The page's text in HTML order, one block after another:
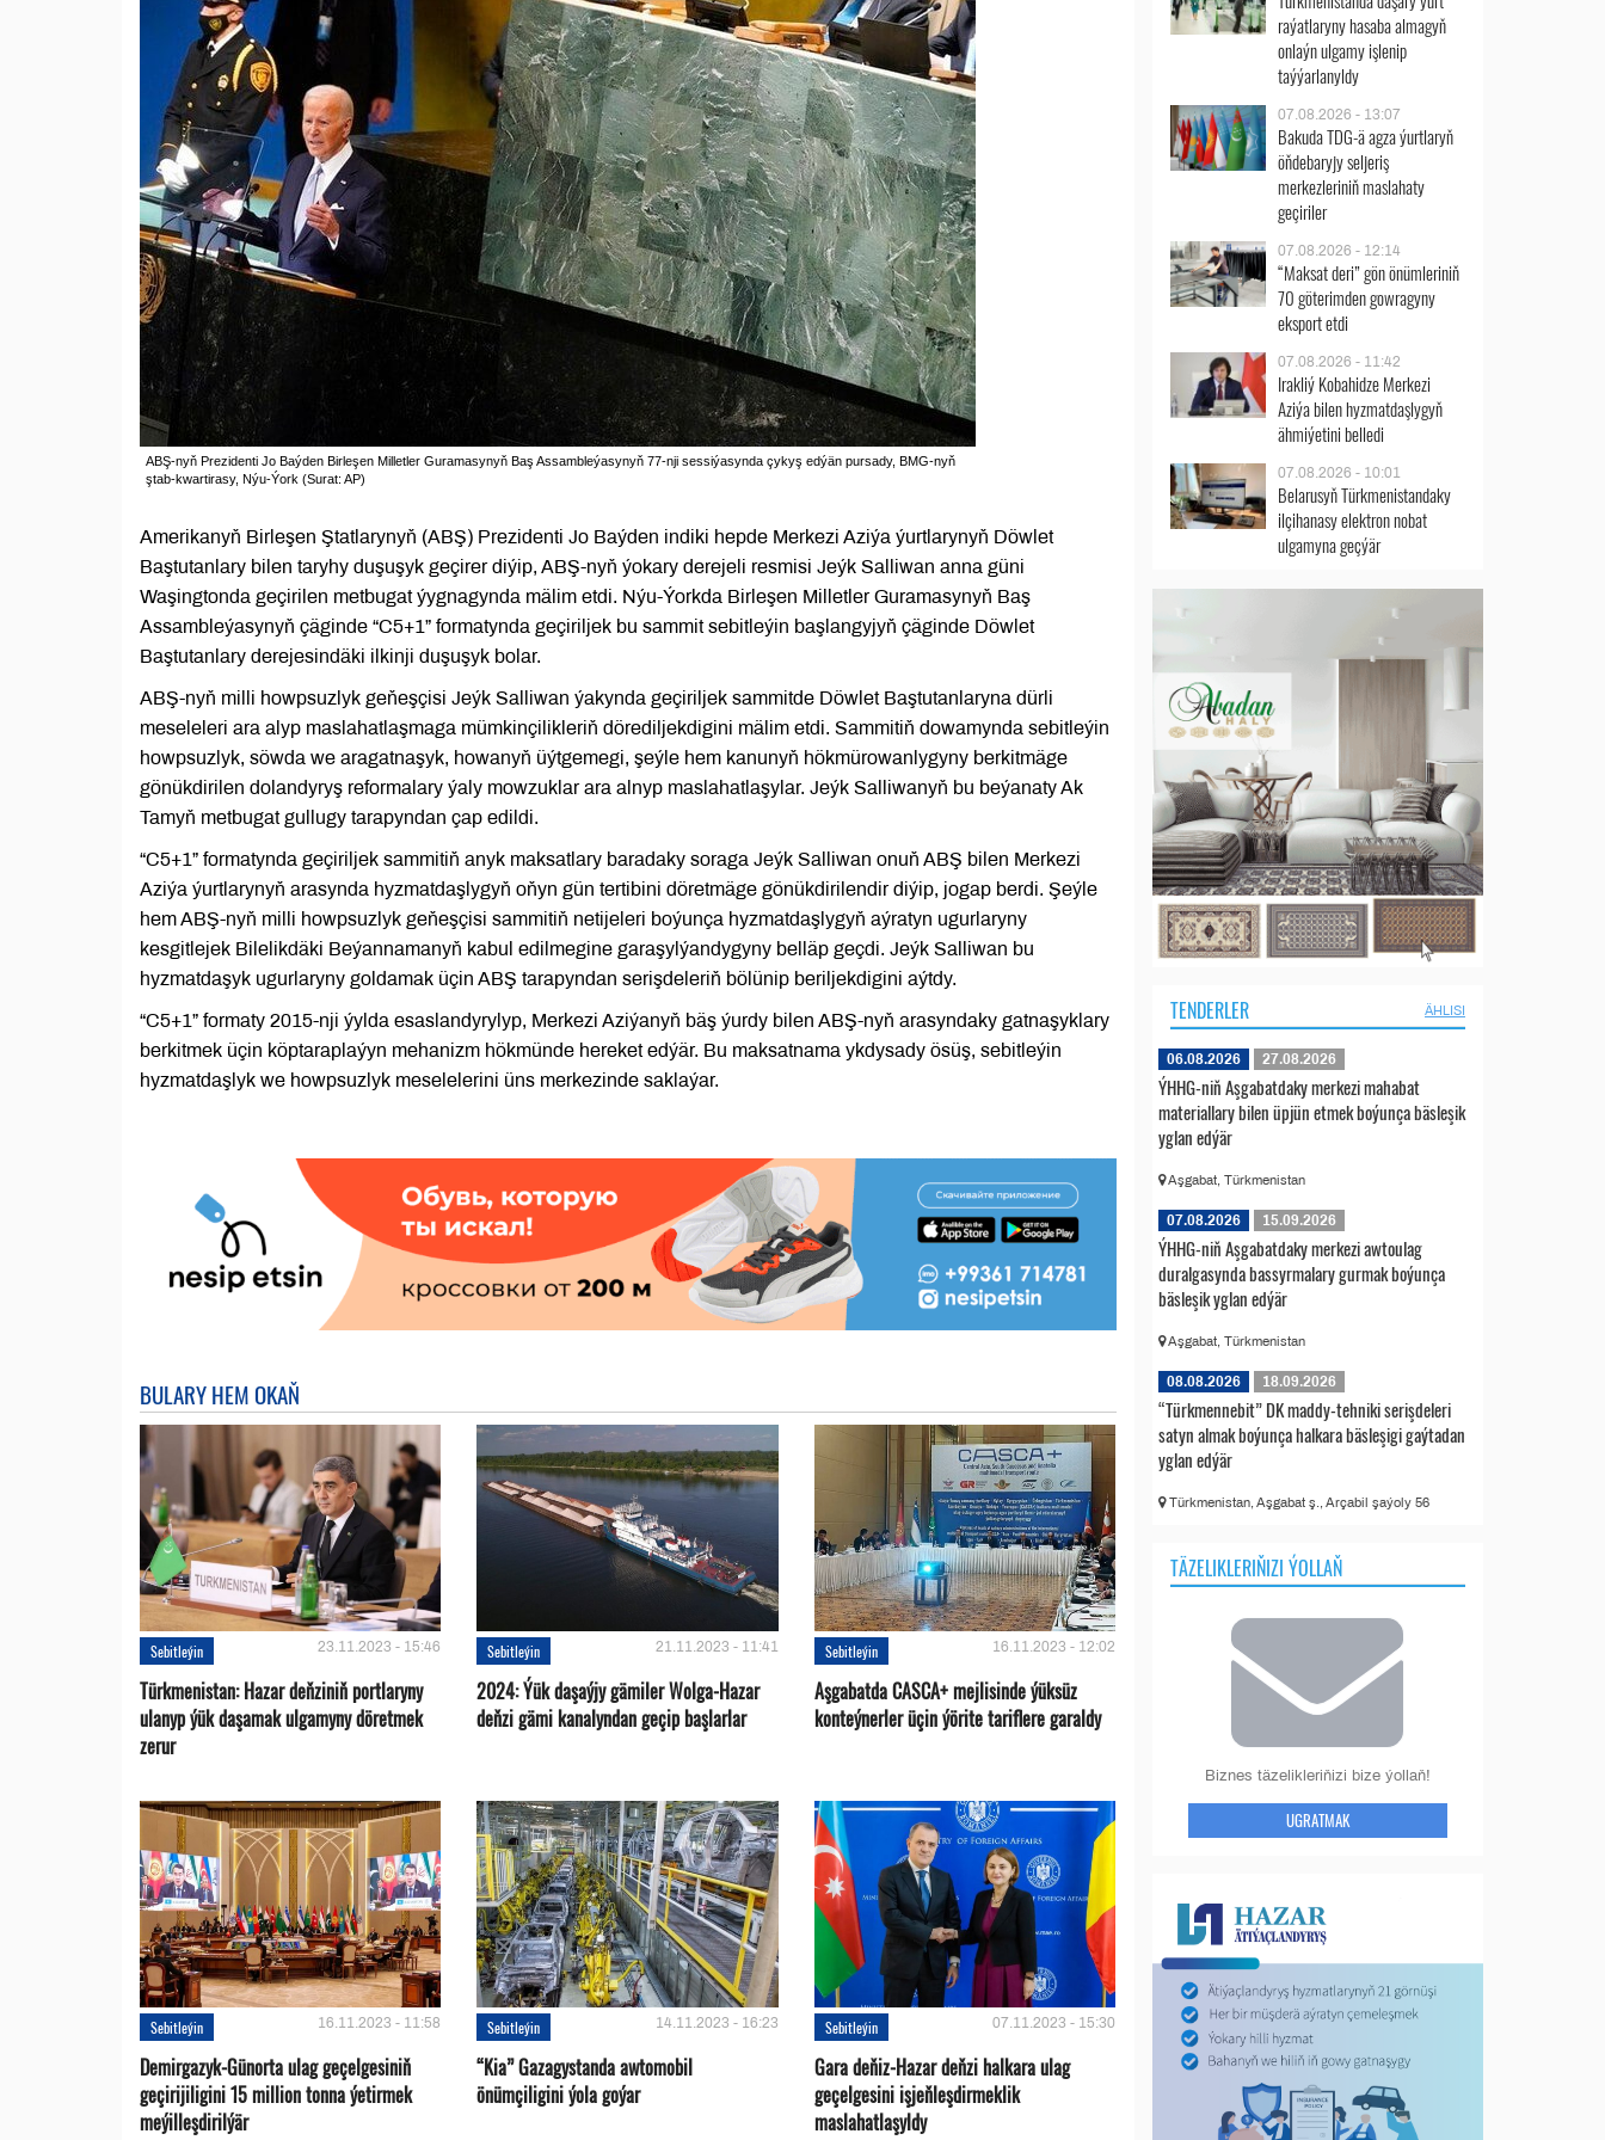
ABŞ-nyň Prezidenti Jo Baýden Birleşen Milletler Guramasynyň Baş Assambleýasynyň 77-nji sessiýasynda çykyş edýän pursady, BMG-nyň
ştab-kwartirasy, Nýu-Ýork (Surat: AP)
Amerikanyň Birleşen Ştatlarynyň (ABŞ) Prezidenti Jo Baýden indiki hepde Merkezi Aziýa ýurtlarynyň Döwlet
Baştutanlary bilen taryhy duşuşyk geçirer diýip, ABŞ-nyň ýokary derejeli resmisi Jeýk Salliwan anna güni
Waşingtonda geçirilen metbugat ýygnagynda mälim etdi. Nýu-Ýorkda Birleşen Milletler Guramasynyň Baş
Assambleýasynyň çäginde “C5+1” formatynda geçiriljek bu sammit sebitleýin başlangyjyň çäginde Döwlet
Baştutanlary derejesindäki ilkinji duşuşyk bolar.
ABŞ-nyň milli howpsuzlyk geňeşçisi Jeýk Salliwan ýakynda geçiriljek sammitde Döwlet Baştutanlaryna dürli
meseleleri ara alyp maslahatlaşmaga mümkinçilikleriň dörediljekdigini mälim etdi. Sammitiň dowamynda sebitleýin
howpsuzlyk, söwda we aragatnaşyk, howanyň üýtgemegi, şeýle hem kanunyň hökmürowanlygyny berkitmäge
gönükdirilen dolandyryş reformalary ýaly mowzuklar ara alnyp maslahatlaşylar. Jeýk Salliwanyň bu beýanaty Ak
Tamyň metbugat gullugy tarapyndan çap edildi.
“C5+1” formatynda geçiriljek sammitiň anyk maksatlary baradaky soraga Jeýk Salliwan onuň ABŞ bilen Merkezi
Aziýa ýurtlarynyň arasynda hyzmatdaşlygyň oňyn gün tertibini döretmäge gönükdirilendir diýip, jogap berdi. Şeýle
hem ABŞ-nyň milli howpsuzlyk geňeşçisi sammitiň netijeleri boýunça hyzmatdaşlygyň aýratyn ugurlaryny
kesgitlejek Bilelikdäki Beýannamanyň kabul edilmegine garaşylýandygyny belläp geçdi. Jeýk Salliwan bu
hyzmatdaşyk ugurlaryny goldamak üçin ABŞ tarapyndan serişdeleriň bölünip beriljekdigini aýtdy.
“C5+1” formaty 2015-nji ýylda esaslandyrylyp, Merkezi Aziýanyň bäş ýurdy bilen ABŞ-nyň arasyndaky gatnaşyklary
berkitmek üçin köptaraplaýyn mehanizm hökmünde hereket edýär. Bu maksatnama ykdysady ösüş, sebitleýin
hyzmatdaşlyk we howpsuzlyk meselelerini üns merkezinde saklaýar.
BULARY HEM OKAŇ
Sebitleýin 23.11.2023 - 15:46
Türkmenistan: Hazar deňziniň portlaryny
ulanyp ýük daşamak ulgamyny döretmek
zerur
Sebitleýin 21.11.2023 - 11:41
2024: Ýük daşaýjy gämiler Wolga-Hazar
deňzi gämi kanalyndan geçip başlarlar
Sebitleýin 16.11.2023 - 12:02
Aşgabatda CASCA+ mejlisinde ýüksüz
konteýnerler üçin ýörite tariflere garaldy
Sebitleýin 16.11.2023 - 11:58
Demirgazyk-Günorta ulag geçelgesiniň
geçirijiligini 15 million tonna ýetirmek
meýilleşdirilýär
Sebitleýin 14.11.2023 - 16:23
“Kia” Gazagystanda awtomobil
önümçiligini ýola goýar
Sebitleýin 07.11.2023 - 15:30
Gara deňiz-Hazar deňzi halkara ulag
geçelgesini işjeňleşdirmeklik
maslahatlaşyldy
raýatlaryny hasaba almagyň
onlaýn ulgamy işlenip
taýýarlanyldy
07.08.2026 - 13:07
Bakuda TDG-ä agza ýurtlaryň
öňdebaryjy seljeriş
merkezleriniň maslahaty
geçiriler
07.08.2026 - 12:14
“Maksat deri” gön önümleriniň
70 göterimden gowragyny
eksport etdi
07.08.2026 - 11:42
Irakliý Kobahidze Merkezi
Aziýa bilen hyzmatdaşlygyň
ähmiýetini belledi
07.08.2026 - 10:01
Belarusyň Türkmenistandaky
ilçihanasy elektron nobat
ulgamyna geçýär
TENDERLER ÄHLISI
06.08.2026 27.08.2026
ÝHHG-niň Aşgabatdaky merkezi mahabat
materiallary bilen üpjün etmek boýunça bäsleşik
yglan edýär
Aşgabat, Türkmenistan
07.08.2026 15.09.2026
ÝHHG-niň Aşgabatdaky merkezi awtoulag
duralgasynda bassyrmalary gurmak boýunça
bäsleşik yglan edýär
Aşgabat, Türkmenistan
08.08.2026 18.09.2026
“Türkmennebit” DK maddy-tehniki serişdeleri
satyn almak boýunça halkara bäsleşigi gaýtadan
yglan edýär
Türkmenistan, Aşgabat ş., Arçabil şaýoly 56
TÄZELIKLERIŇIZI ÝOLLAŇ
Biznes täzelikleriňizi bize ýollaň!
UGRATMAK